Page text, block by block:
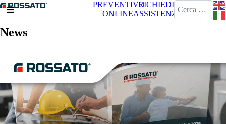
PREVENTIVO
ONLINE
RICHIEDI
ASSISTENZA
Cerca
News